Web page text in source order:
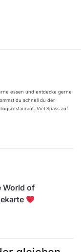
essen und entdecke gerne
du schnell du der
Viel Spass auf
World of